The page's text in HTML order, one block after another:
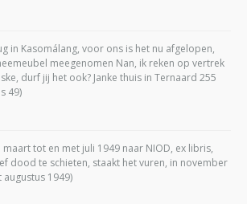
in Kasomálang, voor ons is het nu afgelopen,
meegenomen Nan, ik reken op vertrek
durf jij het ook? Janke thuis in Ternaard 255
49)
maart tot en met juli 1949 naar NIOD, ex libris,
dood te schieten, staakt het vuren, in november
1949)